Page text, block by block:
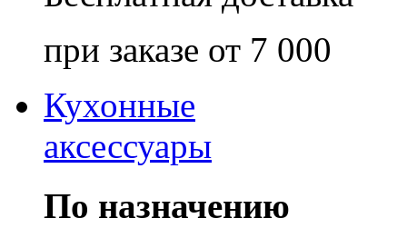
при заказе от 7 000
Кухонные
аксессуары
По назначению